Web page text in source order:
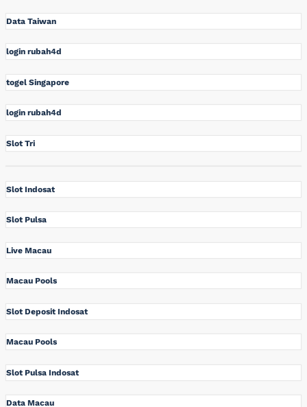
Data Taiwan
login rubah4d
togel Singapore
login rubah4d
Slot Tri
Slot Indosat
Slot Pulsa
Live Macau
Macau Pools
Slot Deposit Indosat
Macau Pools
Slot Pulsa Indosat
Data Macau